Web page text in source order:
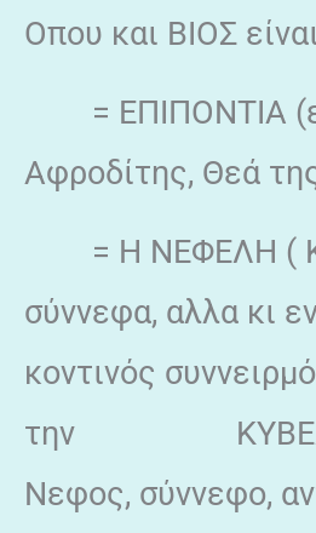
Οπου και ΒΙΟΣ
= ΕΠΙΠΟΝΤΙΑ
Αφροδίτης, Θεά
= Η ΝΕΦΕΛΗ (
σύννεφα, αλλα κι
κοντινός
την
Νεφος, σύννεφο,